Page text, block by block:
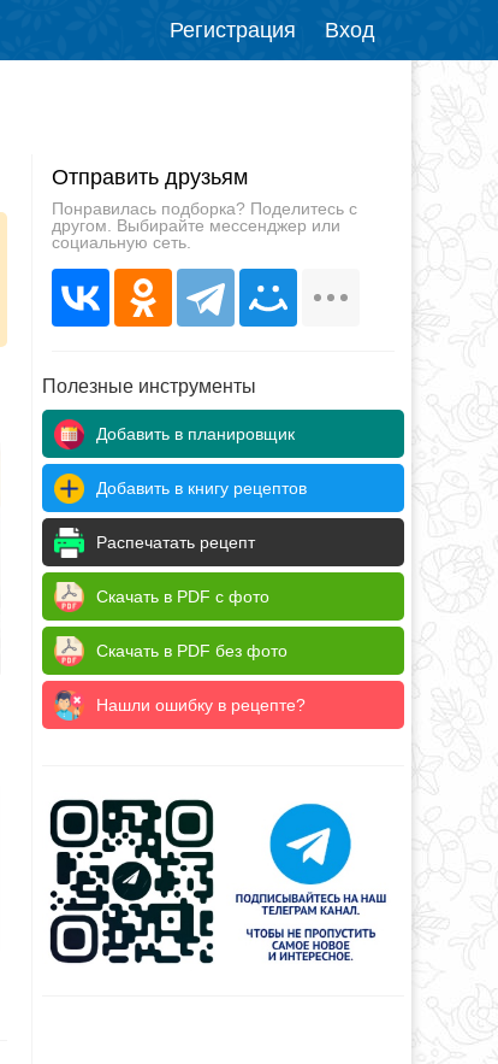
Регистрация Вход
Отправить друзьям
Понравилась подборка? Поделитесь с
другом. Выбирайте мессенджер или
социальную сеть.
Полезные инструменты
Добавить в планировщик
Добавить в книгу рецептов
Распечатать рецепт
Скачать в PDF с фото
Скачать в PDF без фото
Нашли ошибку в рецепте?